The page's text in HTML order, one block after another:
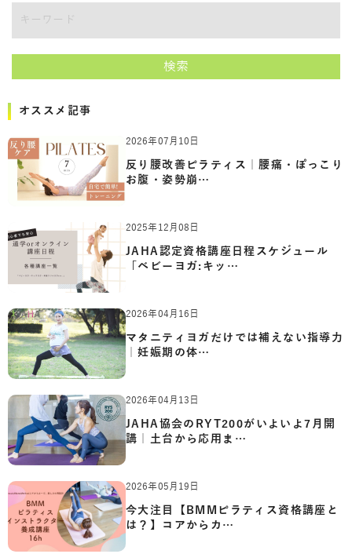
検索
オススメ記事
2026年07月10日
反り腰改善ピラティス｜腰痛・ぽっこり
お腹・姿勢崩…
2025年12月08日
JAHA認定資格講座日程スケジュール
「ベビーヨガ:キッ…
2026年04月16日
マタニティヨガだけでは補えない指導力
｜妊娠期の体…
2026年04月13日
JAHA協会のRYT200がいよいよ7月開
講｜土台から応用ま…
2026年05月19日
今大注目【BMMピラティス資格講座と
は？】コアからカ…